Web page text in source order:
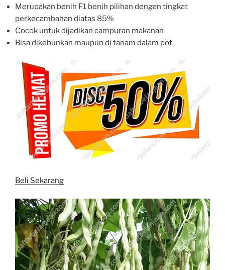
Merupakan benih F1 benih pilihan dengan tingkat
perkecambahan diatas 85%
Cocok untuk dijadikan campuran makanan
Bisa dikebunkan maupun di tanam dalam pot
Beli Sekarang